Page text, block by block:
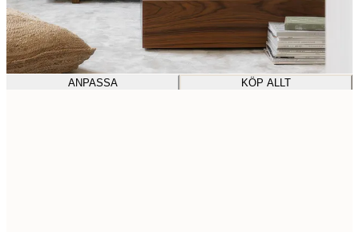
ANPASSA KÖP ALLT